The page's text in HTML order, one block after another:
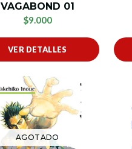
VAGABOND 01
$9.000
VER DETALLES
AGOTADO